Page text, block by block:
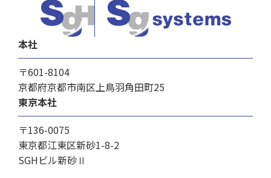
本社
〒601-8104
京都府京都市南区上鳥羽角田町25
東京本社
〒136-0075
東京都江東区新砂1-8-2
SGHビル新砂Ⅱ